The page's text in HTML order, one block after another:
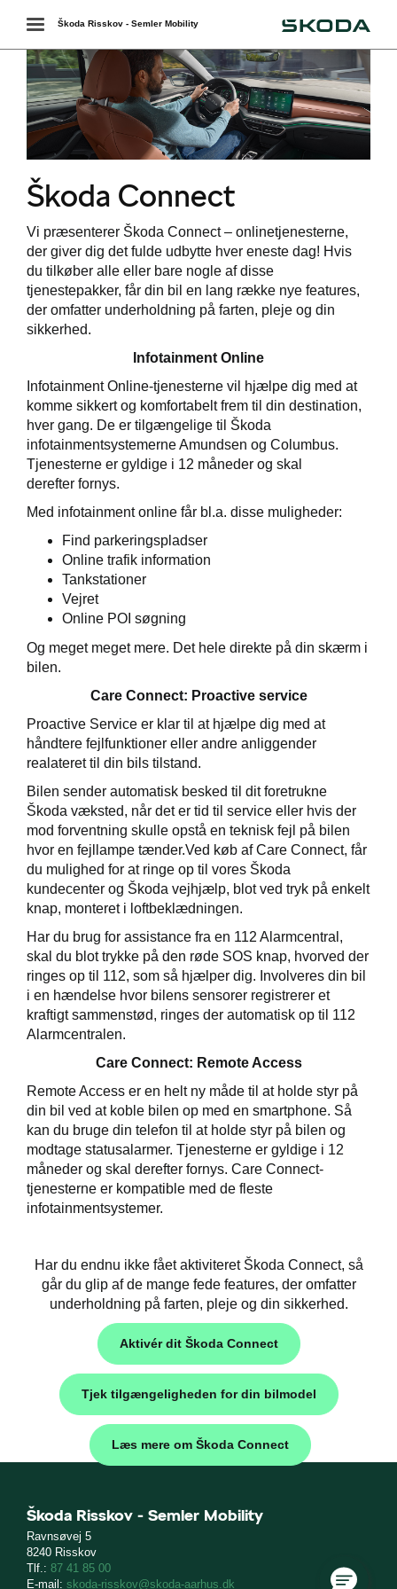
Toggle
navigation
Škoda Risskov - Semler Mobility
Škoda Connect
Vi præsenterer Škoda Connect – onlinetjenesterne,
der giver dig det fulde udbytte hver eneste dag! Hvis
du tilkøber alle eller bare nogle af disse
tjenestepakker, får din bil en lang række nye features,
der omfatter underholdning på farten, pleje og din
sikkerhed.
Infotainment Online
Infotainment Online-tjenesterne vil hjælpe dig med at
komme sikkert og komfortabelt frem til din destination,
hver gang. De er tilgængelige til Škoda
infotainmentsystemerne Amundsen og Columbus.
Tjenesterne er gyldige i 12 måneder og skal
derefter fornys.
Med infotainment online får bl.a. disse muligheder:
Find parkeringspladser
Online trafik information
Tankstationer
Vejret
Online POI søgning
Og meget meget mere. Det hele direkte på din skærm i
bilen.
Care Connect: Proactive service
Proactive Service er klar til at hjælpe dig med at
håndtere fejlfunktioner eller andre anliggender
realateret til din bils tilstand.
Bilen sender automatisk besked til dit foretrukne
Škoda væksted, når det er tid til service eller hvis der
mod forventning skulle opstå en teknisk fejl på bilen
hvor en fejllampe tænder.Ved køb af Care Connect, får
du mulighed for at ringe op til vores Škoda
kundecenter og Škoda vejhjælp, blot ved tryk på enkelt
knap, monteret i loftbeklædningen.
Har du brug for assistance fra en 112 Alarmcentral,
skal du blot trykke på den røde SOS knap, hvorved der
ringes op til 112, som så hjælper dig. Involveres din bil
i en hændelse hvor bilens sensorer registrerer et
kraftigt sammenstød, ringes der automatisk op til 112
Alarmcentralen.
Care Connect: Remote Access
Remote Access er en helt ny måde til at holde styr på
din bil ved at koble bilen op med en smartphone. Så
kan du bruge din telefon til at holde styr på bilen og
modtage statusalarmer. Tjenesterne er gyldige i 12
måneder og skal derefter fornys. Care Connect-
tjenesterne er kompatible med de fleste
infotainmentsystemer.
Har du endnu ikke fået aktiviteret Škoda Connect, så
går du glip af de mange fede features, der omfatter
underholdning på farten, pleje og din sikkerhed.
Aktivér dit Škoda Connect
Tjek tilgængeligheden for din bilmodel
Læs mere om Škoda Connect
Škoda Risskov - Semler Mobility
Ravnsøvej 5
8240 Risskov
Tlf.: 87 41 85 00
E-mail: skoda-risskov@skoda-aarhus.dk